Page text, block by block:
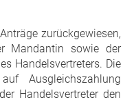
zurückgewiesen,
Mandantin sowie der
Handelsvertreters. Die
Ausgleichszahlung
Handelsvertreter den